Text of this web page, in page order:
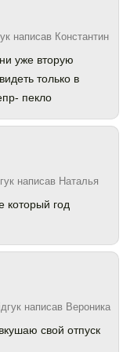
написав Константин
уже вторую
только в
пекло
написав Наталья
который год
написав Вероника
свой отпуск